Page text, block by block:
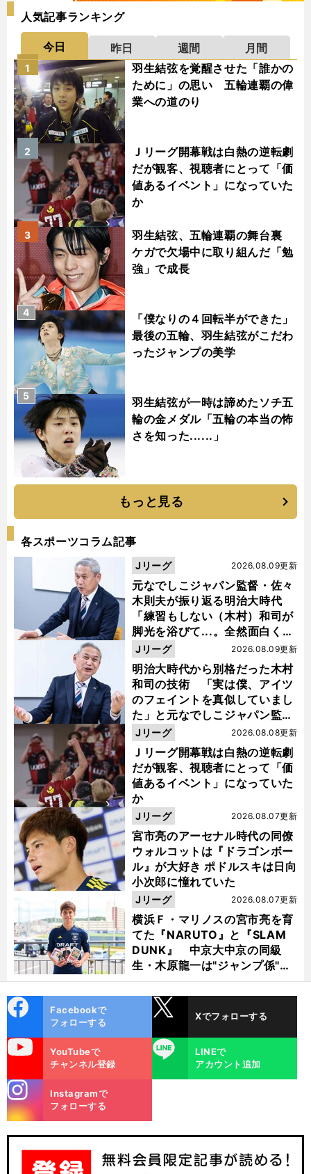
人気記事ランキング
今日 昨日 週間
月間
羽生結弦を覚醒させた「誰かの
ために」の思い 五輪連覇の偉
業への道のり
1
Ｊリーグ開幕戦は白熱の逆転劇
だが観客、視聴者にとって「価
値あるイベント」になっていた
か
2
羽生結弦、五輪連覇の舞台裏
ケガで欠場中に取り組んだ「勉
強」で成長
3
「僕なりの４回転半ができた」
最後の五輪、羽生結弦がこだわ
ったジャンプの美学
4
羽生結弦が一時は諦めたソチ五
輪の金メダル「五輪の本当の怖
さを知った......」
5
もっと見る
各スポーツコラム記事
元なでしこジャパン監督・佐々
木則夫が振り返る明治大時代
「練習もしない（木村）和司が
脚光を浴びて...。全然面白くな
い４年間でした」
2026.08.09更新
Jリーグ
明治大時代から別格だった木村
和司の技術 「実は僕、アイツ
のフェイントを真似していまし
た」と元なでしこジャパン監
督・佐々木則夫
2026.08.09更新
Jリーグ
Ｊリーグ開幕戦は白熱の逆転劇
だが観客、視聴者にとって「価
値あるイベント」になっていた
か
2026.08.08更新
Jリーグ
宮市亮のアーセナル時代の同僚
ウォルコットは『ドラゴンボー
ル』が大好き ポドルスキは日向
小次郎に憧れていた
2026.08.07更新
Jリーグ
横浜Ｆ・マリノスの宮市亮を育
てた『NARUTO』と『SLAM
DUNK』 中京大中京の同級
生・木原龍一は"ジャンプ係"だ
った
2026.08.07更新
Jリーグ
ok
Facebookで
フォローする
Xでフォローする
YouTubeで
チャンネル登録
LINE
LINEで
アカウント追加
m
Instagramで
フォローする